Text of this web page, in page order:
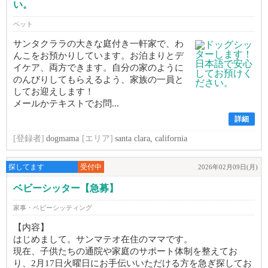
い。
ペット
サンタクララの大きな庭付き一軒家で、わ
んこをお預かりしています。お泊まりとデ
イケア、両方できます。自分の家のように
のんびりしてもらえるよう、家族の一員と
してお迎えします！
メールかテキストでお問...
詳細
[登録者] dogmama [エリア] santa clara, california
探してます 受付中 2026年02月09日(月)
ベビーシッター【急募】
家事・ベビーシッティング
【内容】
はじめまして。サンマテオ在住のママです。
現在、子供たちの通院や家庭のサポート体制を整えてお
り、2月17日火曜日にお手伝いいただける方を急ぎ探してお